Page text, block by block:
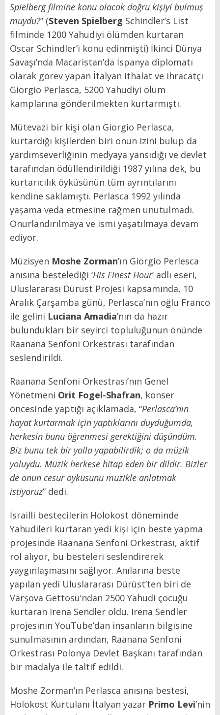
Spielberg filmine konu olacak doğru kişiyi bulmuş
muydu?” (Steven Spielberg Schindler’s List
filminde 1200 Yahudiyi ölümden kurtaran
Oscar Schindler’i konu edinmişti) İkinci Dünya
Savaşı’nda Macaristan’da İspanya diplomatı
olarak görev yapan İtalyan ithalat ve ihracatçı
Giorgio Perlasca, 5200 Yahudiyi ölüm
kamplarına gönderilmekten kurtarmıştı.
Mütevazi bir kişi olan Giorgio Perlasca,
kurtardığı kişilerden biri onun izini bulup da
yardımseverliğinin medyaya yansıdığı ve devlet
tarafından ödüllendirildiği 1987 yılına dek, bu
kurtarıcılık öyküsünün tüm ayrıntılarını
kendine saklamıştı. Perlasca 1992 yılında
yaşama veda etmesine rağmen unutulmadı.
Onurlandırılmaya ve ismi yaşatılmaya devam
ediyor.
Müzisyen Moshe Zorman’ın Giorgio Perlesca
anısına bestelediği ‘His Finest Hour’ adlı eseri,
Uluslararası Dürüst Projesi kapsamında, 10
Aralık Çarşamba günü, Perlasca’nın oğlu Franco
ile gelini Luciana Amadia’nın da hazır
bulundukları bir seyirci topluluğunun önünde
Raanana Senfoni Orkestrası tarafından
seslendirildi.
Raanana Senfoni Orkestrası’nın Genel
Yönetmeni Orit Fogel-Shafran, konser
öncesinde yaptığı açıklamada, “Perlasca’nın
hayat kurtarmak için yaptıklarını duyduğumda,
herkesin bunu öğrenmesi gerektiğini düşündüm.
Biz bunu tek bir yolla yapabilirdik; o da müzik
yoluydu. Müzik herkese hitap eden bir dildir. Bizler
de onun cesur öyküsünü müzikle anlatmak
istiyoruz” dedi.
İsrailli bestecilerin Holokost döneminde
Yahudileri kurtaran yedi kişi için beste yapma
projesinde Raanana Senfoni Orkestrası, aktif
rol alıyor, bu besteleri seslendirerek
yaygınlaşmasını sağlıyor. Anılarına beste
yapılan yedi Uluslararası Dürüst’ten biri de
Varşova Gettosu’ndan 2500 Yahudi çocuğu
kurtaran Irena Sendler oldu. Irena Sendler
projesinin YouTube’dan insanların bilgisine
sunulmasının ardından, Raanana Senfoni
Orkestrası Polonya Devlet Başkanı tarafından
bir madalya ile taltif edildi.
Moshe Zorman’ın Perlasca anısına bestesi,
Holokost Kurtulanı İtalyan yazar Primo Levi’nin